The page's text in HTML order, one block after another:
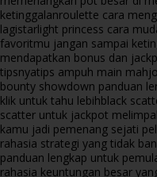
ketinggalanroulette cara
lagistarlight princess cara
favoritmu jangan sampai
mendapatkan bonus dan
tipsnyatips ampuh main
bounty showdown panduan
klik untuk tahu lebihblack
scatter untuk jackpot
kamu jadi pemenang sejati
rahasia strategi yang tidak
panduan lengkap untuk
rahasia keuntungan besar